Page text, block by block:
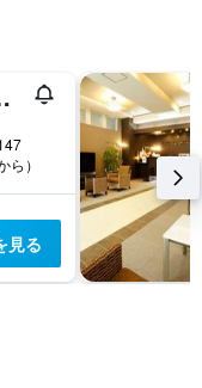
路駅南
ら）
見る